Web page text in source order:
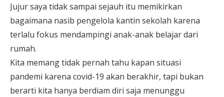
Jujur saya tidak sampai sejauh itu memikirkan
bagaimana nasib pengelola kantin sekolah karena
terlalu fokus mendampingi anak-anak belajar dari
rumah.
Kita memang tidak pernah tahu kapan situasi
pandemi karena covid-19 akan berakhir, tapi bukan
berarti kita hanya berdiam diri saja menunggu